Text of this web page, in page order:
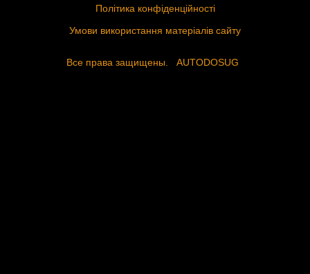
Політика конфіденційності
Умови використання матеріалів сайту
Все права защищены. AUTODOSUG